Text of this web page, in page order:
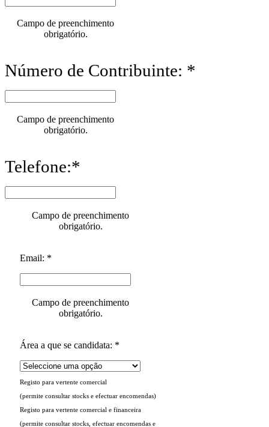
Campo de preenchimento
obrigatório.
Número de Contribuinte: *
Campo de preenchimento
obrigatório.
Telefone:*
Campo de preenchimento
obrigatório.
Email: *
Campo de preenchimento
obrigatório.
Área a que se candidata: *
Registo para vertente comercial
(permite consultar stocks e efectuar encomendas)
Registo para vertente comercial e financeira
(permite consultar stocks, efectuar encomendas e